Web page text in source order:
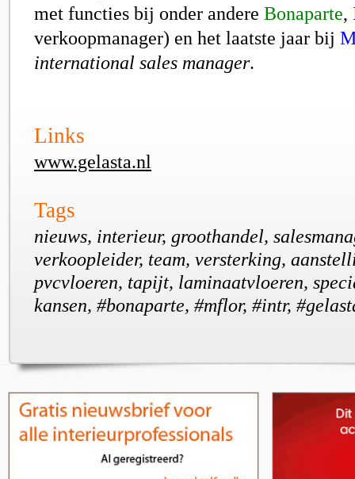
met functies bij onder andere Bonaparte,
verkoopmanager) en het laatste jaar bij
international sales manager.
Links
www.gelasta.nl
Tags
nieuws, interieur, groothandel,
verkoopleider, team, versterking,
pvcvloeren, tapijt, laminaatvloeren,
kansen, #bonaparte, #mflor, #intr,